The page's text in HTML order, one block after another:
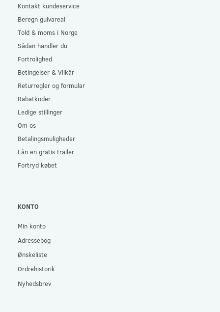
Kontakt kundeservice
Beregn gulvareal
Told & moms i Norge
Sådan handler du
Fortrolighed
Betingelser & Vilkår
Returregler og formular
Rabatkoder
Ledige stillinger
Om os
Betalingsmuligheder
Lån en gratis trailer
Fortryd købet
KONTO
Min konto
Adressebog
Ønskeliste
Ordrehistorik
Nyhedsbrev